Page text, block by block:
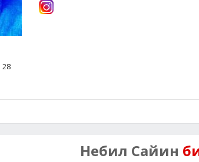
28
Небил Сайин